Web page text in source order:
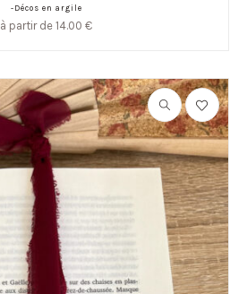
-Décos en argile
à partir de 14.00 €